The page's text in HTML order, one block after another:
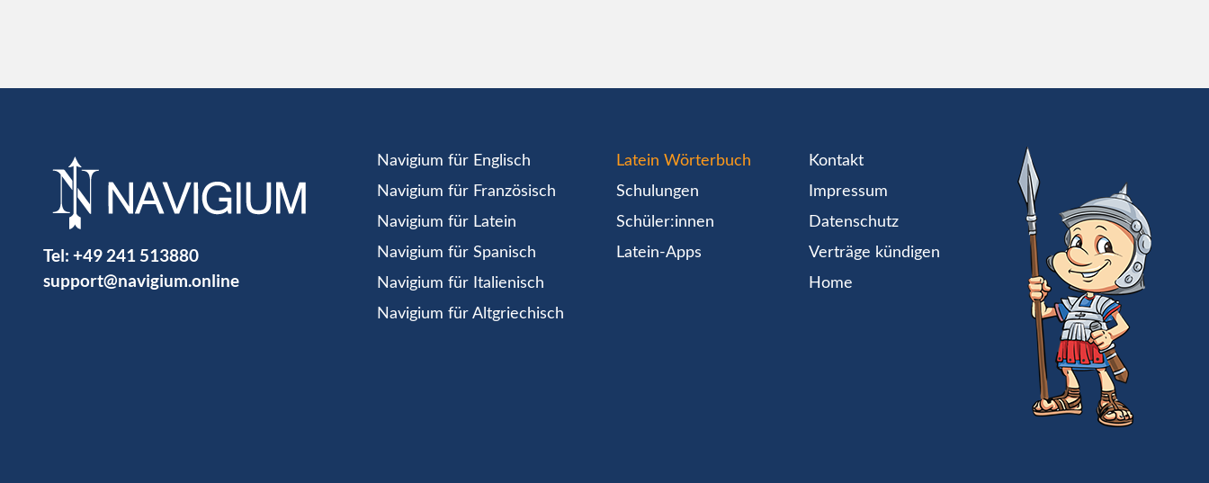
Tel: +49 241 513880
support@navigium.online
Navigium für Englisch
Navigium für Französisch
Navigium für Latein
Navigium für Spanisch
Navigium für Italienisch
Navigium für Altgriechisch
Latein Wörterbuch
Schulungen
Schüler:innen
Latein-Apps
Kontakt
Impressum
Datenschutz
Verträge kündigen
Home